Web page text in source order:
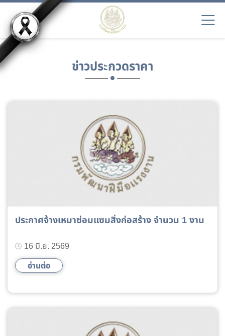
ข่าวประกวดราคา
ประกาศจ้างเหมาซ่อมแซมสิ่งก่อสร้าง จำนวน 1 งาน
16 มิ.ย. 2569
อ่านต่อ